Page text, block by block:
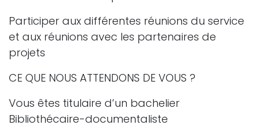
Participer aux différentes réunions du service
et aux réunions avec les partenaires de
projets
CE QUE NOUS ATTENDONS DE VOUS ?
Vous êtes titulaire d’un bachelier
Bibliothécaire-documentaliste